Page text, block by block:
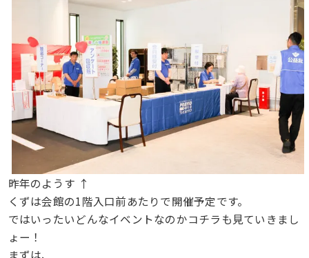
昨年のようす ↑
くずは会館の1階入口前あたりで開催予定です。
ではいったいどんなイベントなのかコチラも見ていきまし
ょー！
まずは、